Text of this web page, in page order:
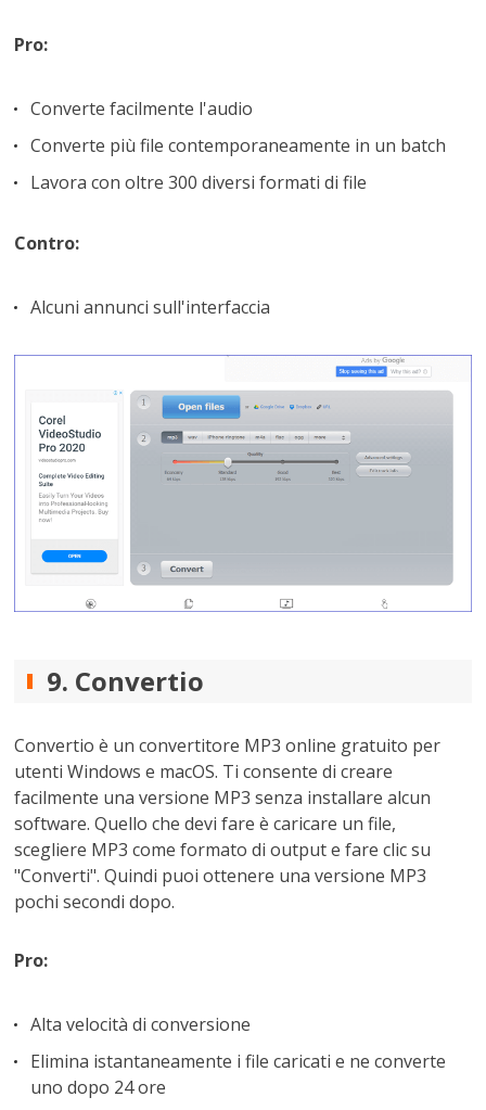
Pro:
Converte facilmente l'audio
Converte più file contemporaneamente in un batch
Lavora con oltre 300 diversi formati di file
Contro:
Alcuni annunci sull'interfaccia
9. Convertio
Convertio è un convertitore MP3 online gratuito per
utenti Windows e macOS. Ti consente di creare
facilmente una versione MP3 senza installare alcun
software. Quello che devi fare è caricare un file,
scegliere MP3 come formato di output e fare clic su
"Converti". Quindi puoi ottenere una versione MP3
pochi secondi dopo.
Pro:
Alta velocità di conversione
Elimina istantaneamente i file caricati e ne converte
uno dopo 24 ore